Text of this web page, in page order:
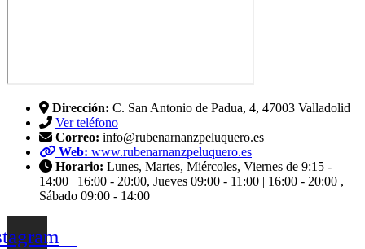
Dirección: C. San Antonio de Padua, 4, 47003 Valladolid
Ver teléfono
Correo: info@rubenarnanzpeluquero.es
Web: www.rubenarnanzpeluquero.es
Horario: Lunes, Martes, Miércoles, Viernes de 9:15 -
14:00 | 16:00 - 20:00, Jueves 09:00 - 11:00 | 16:00 - 20:00 ,
Sábado 09:00 - 14:00